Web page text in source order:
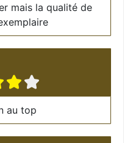
mais la qualité de
au top